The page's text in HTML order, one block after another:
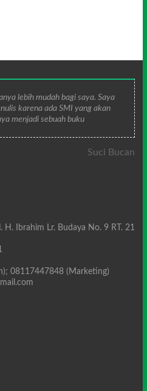
lebih mudah bagi saya. Saya
karena ada SMI yang akan
menjadi sebuah buku
Suci Bucan
Ibrahim Lr. Budaya No. 9 RT. 21
08117447848 (Marketing)